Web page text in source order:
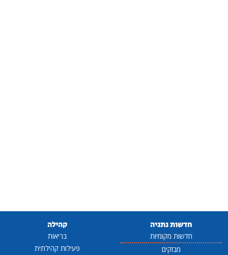
חדשות נתניה
חדשות מקומיות
מבזקים
קהילה
בריאות
פעילות קהילתית